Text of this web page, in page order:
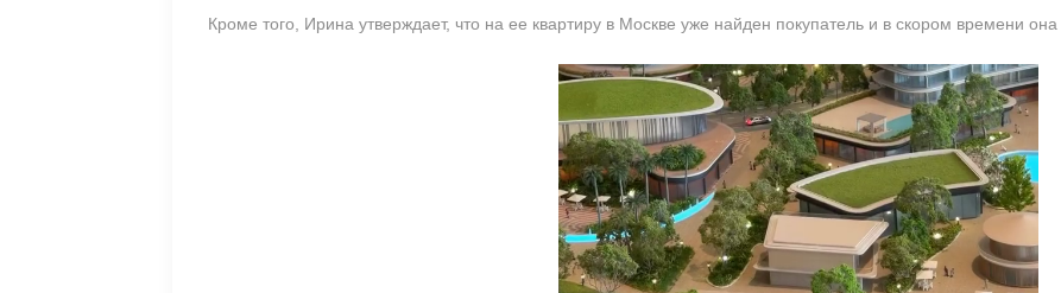
Кроме того, Ирина утверждает, что на ее квартиру в Москве уже найден покупатель и в скором времени